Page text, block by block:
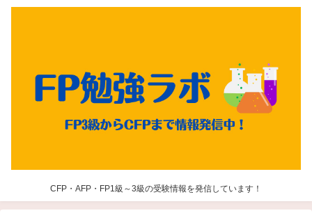
CFP・AFP・FP1級～3級の受験情報を発信しています！